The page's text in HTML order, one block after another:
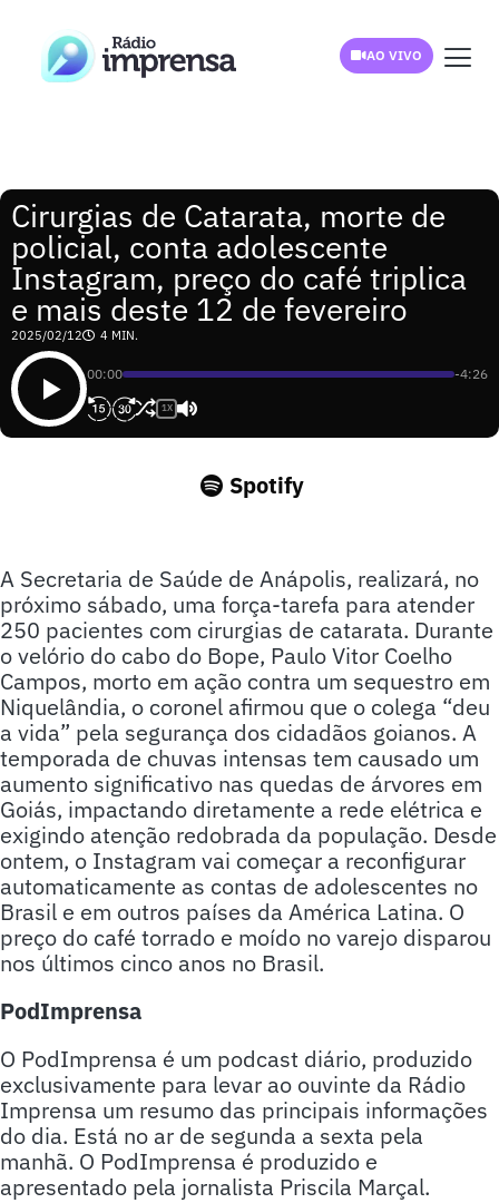
AO VIVO
Cirurgias de Catarata, morte de
policial, conta adolescente
Instagram, preço do café triplica
e mais deste 12 de fevereiro
2025/02/12 4 MIN.
00:00 -4:26
1X
Spotify
A Secretaria de Saúde de Anápolis, realizará, no
próximo sábado, uma força-tarefa para atender
250 pacientes com cirurgias de catarata. Durante
o velório do cabo do Bope, Paulo Vitor Coelho
Campos, morto em ação contra um sequestro em
Niquelândia, o coronel afirmou que o colega “deu
a vida” pela segurança dos cidadãos goianos. A
temporada de chuvas intensas tem causado um
aumento significativo nas quedas de árvores em
Goiás, impactando diretamente a rede elétrica e
exigindo atenção redobrada da população. Desde
ontem, o Instagram vai começar a reconfigurar
automaticamente as contas de adolescentes no
Brasil e em outros países da América Latina. O
preço do café torrado e moído no varejo disparou
nos últimos cinco anos no Brasil.
PodImprensa
O PodImprensa é um podcast diário, produzido
exclusivamente para levar ao ouvinte da Rádio
Imprensa um resumo das principais informações
do dia. Está no ar de segunda a sexta pela
manhã. O PodImprensa é produzido e
apresentado pela jornalista Priscila Marçal.